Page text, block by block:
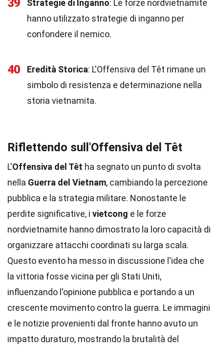
39 Strategie di Inganno: Le forze nordvietnamite
hanno utilizzato strategie di inganno per
confondere il nemico.
40 Eredità Storica: L'Offensiva del Têt rimane un
simbolo di resistenza e determinazione nella
storia vietnamita.
Riflettendo sull'Offensiva del Têt
L'Offensiva del Têt ha segnato un punto di svolta
nella Guerra del Vietnam, cambiando la percezione
pubblica e la strategia militare. Nonostante le
perdite significative, i vietcong e le forze
nordvietnamite hanno dimostrato la loro capacità di
organizzare attacchi coordinati su larga scala.
Questo evento ha messo in discussione l'idea che
la vittoria fosse vicina per gli Stati Uniti,
influenzando l'opinione pubblica e portando a un
crescente movimento contro la guerra. Le immagini
e le notizie provenienti dal fronte hanno avuto un
impatto duraturo, mostrando la brutalità del